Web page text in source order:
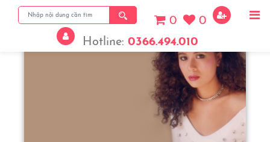
0
0
Hotline: 0366.494.010